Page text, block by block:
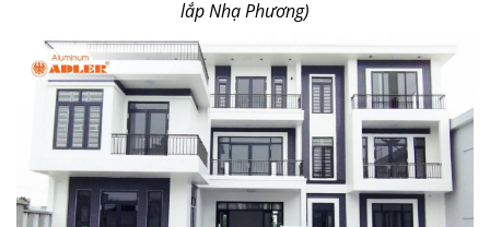
lắp Nhạ Phương)